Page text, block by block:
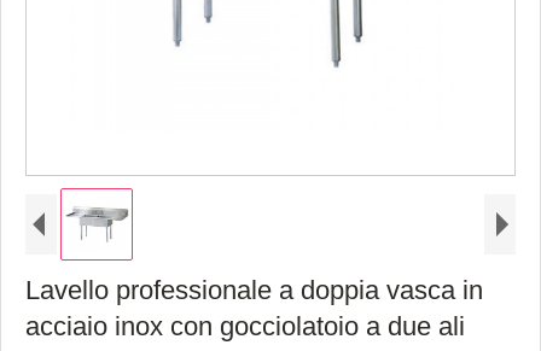
Lavello professionale a doppia vasca in
acciaio inox con gocciolatoio a due ali